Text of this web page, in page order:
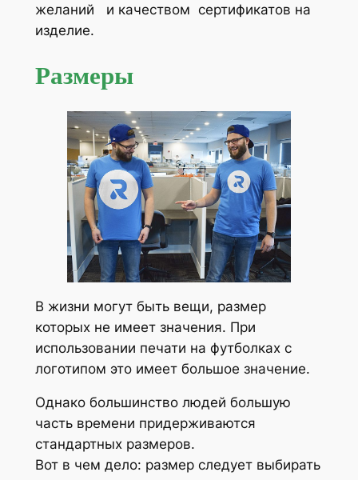
желаний и качеством сертификатов на
изделие.
Размеры
В жизни могут быть вещи, размер
которых не имеет значения. При
использовании печати на футболках с
логотипом это имеет большое значение.
Однако большинство людей большую
часть времени придерживаются
стандартных размеров.
Вот в чем дело: размер следует выбирать